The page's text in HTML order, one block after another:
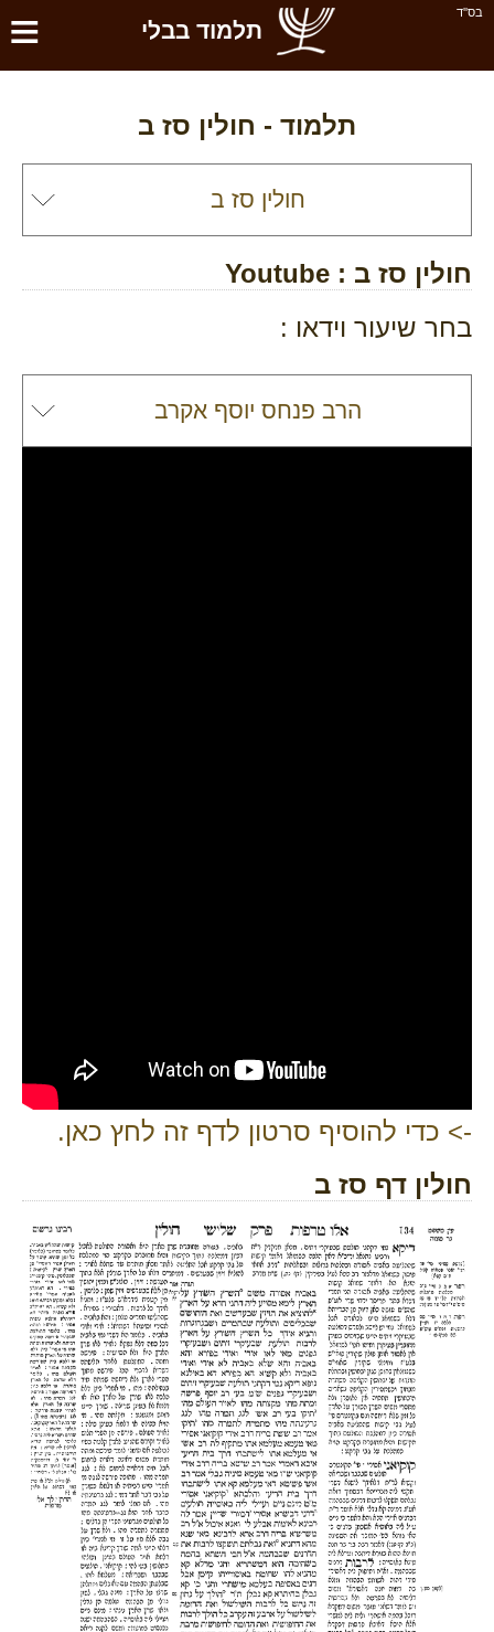
בס''ד ≡ תלמוד בבלי
תלמוד - חולין סז ב
חולין סז ב : Youtube
בחר שיעור וידאו :
-> כדי להוסיף סרטון לדף זה לחץ כאן.
חולין דף סז ב